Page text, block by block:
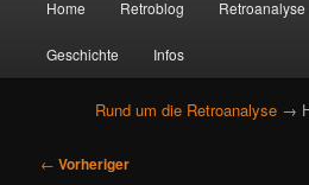
Zum
primären
Inhalt
springen
Zum
sekundären
Inhalt
springen
Home Retroblog Retroanalyse
Geschichte Infos
Rund um die Retroanalyse →
B← Vorheriger